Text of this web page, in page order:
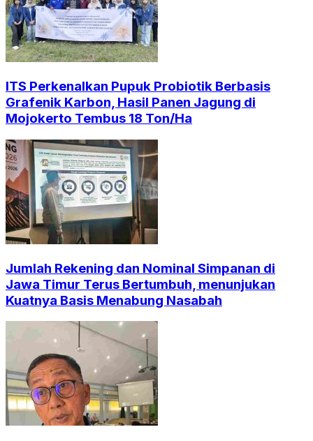
ITS Perkenalkan Pupuk Probiotik Berbasis
Grafenik Karbon, Hasil Panen Jagung di
Mojokerto Tembus 18 Ton/Ha
Jumlah Rekening dan Nominal Simpanan di
Jawa Timur Terus Bertumbuh, menunjukan
Kuatnya Basis Menabung Nasabah